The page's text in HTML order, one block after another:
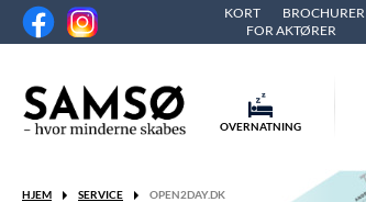
KORT BROCHURER
FOR AKTØRER
OVERNATNING
HJEM SERVICE OPEN2DAY.DK